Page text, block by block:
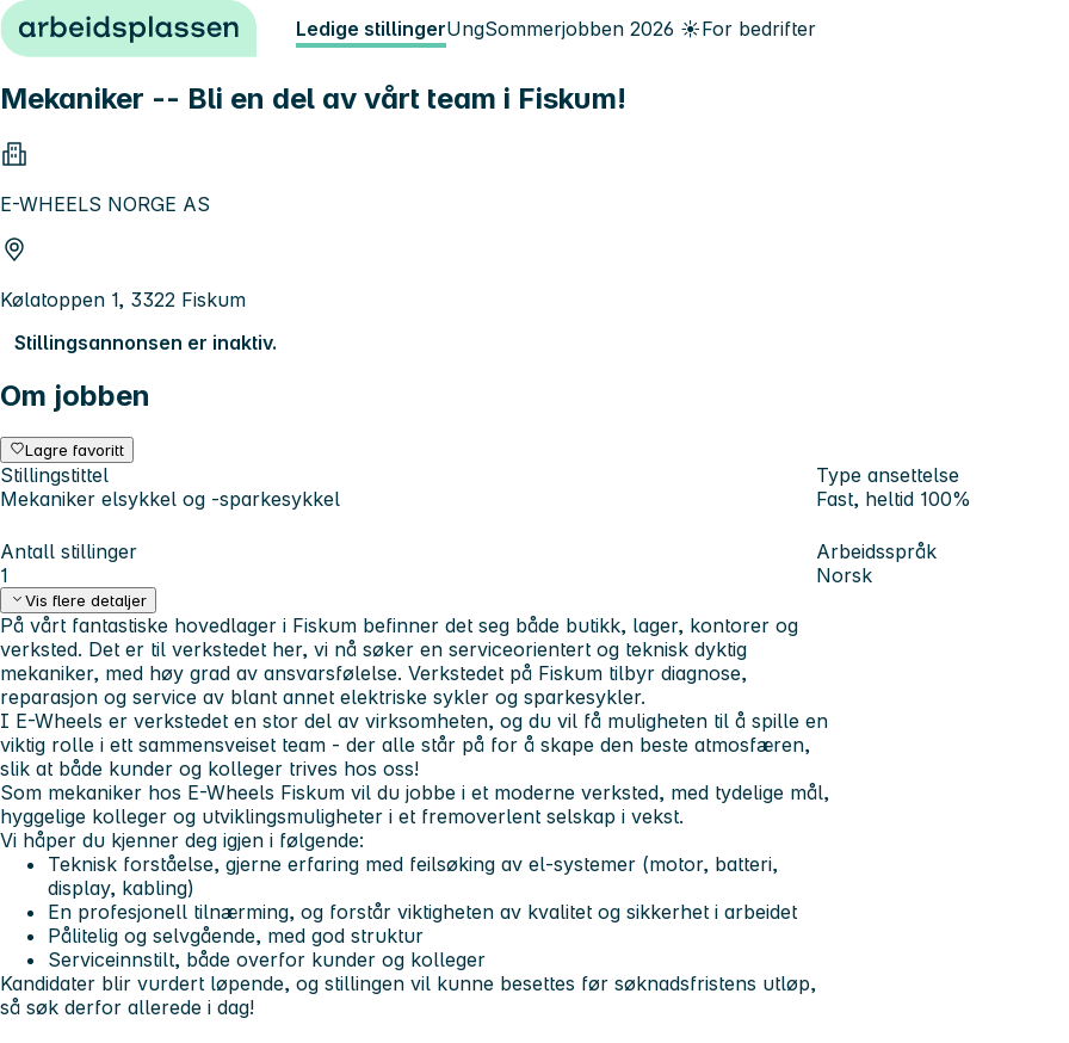
Hopp til innhold Ledige stillingerUngSommerjobben 2026 ☀️For bedrifter
Mekaniker -- Bli en del av vårt team i Fiskum!
E-WHEELS NORGE AS
Kølatoppen 1, 3322 Fiskum
Stillingsannonsen er inaktiv.
Om jobben
Lagre favoritt
Stillingstittel
Mekaniker elsykkel og -sparkesykkel
Type ansettelse
Fast, heltid 100%
Antall stillinger
1
Arbeidsspråk
Norsk
Vis flere detaljer
På vårt fantastiske hovedlager i Fiskum befinner det seg både butikk, lager, kontorer og
verksted. Det er til verkstedet her, vi nå søker en serviceorientert og teknisk dyktig
mekaniker, med høy grad av ansvarsfølelse. Verkstedet på Fiskum tilbyr diagnose,
reparasjon og service av blant annet elektriske sykler og sparkesykler.
I E-Wheels er verkstedet en stor del av virksomheten, og du vil få muligheten til å spille en
viktig rolle i ett sammensveiset team - der alle står på for å skape den beste atmosfæren,
slik at både kunder og kolleger trives hos oss!
Som mekaniker hos E-Wheels Fiskum vil du jobbe i et moderne verksted, med tydelige mål,
hyggelige kolleger og utviklingsmuligheter i et fremoverlent selskap i vekst.
Vi håper du kjenner deg igjen i følgende:
Teknisk forståelse, gjerne erfaring med feilsøking av el-systemer (motor, batteri,
display, kabling)
En profesjonell tilnærming, og forstår viktigheten av kvalitet og sikkerhet i arbeidet
Pålitelig og selvgående, med god struktur
Serviceinnstilt, både overfor kunder og kolleger
Kandidater blir vurdert løpende, og stillingen vil kunne besettes før søknadsfristens utløp,
så søk derfor allerede i dag!